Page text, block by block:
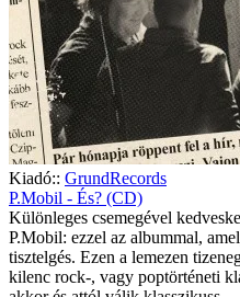
Kiadó:: GrundRecords
P.Mobil - És? (CD)
Különleges csemegével
P.Mobil: ezzel az albummal,
tisztelgés. Ezen a lemezen
kilenc rock-, vagy poptörténeti